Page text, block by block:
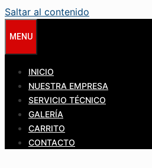
Saltar al contenido
MENU
INICIO
NUESTRA EMPRESA
SERVICIO TÉCNICO
GALERÍA
CARRITO
CONTACTO